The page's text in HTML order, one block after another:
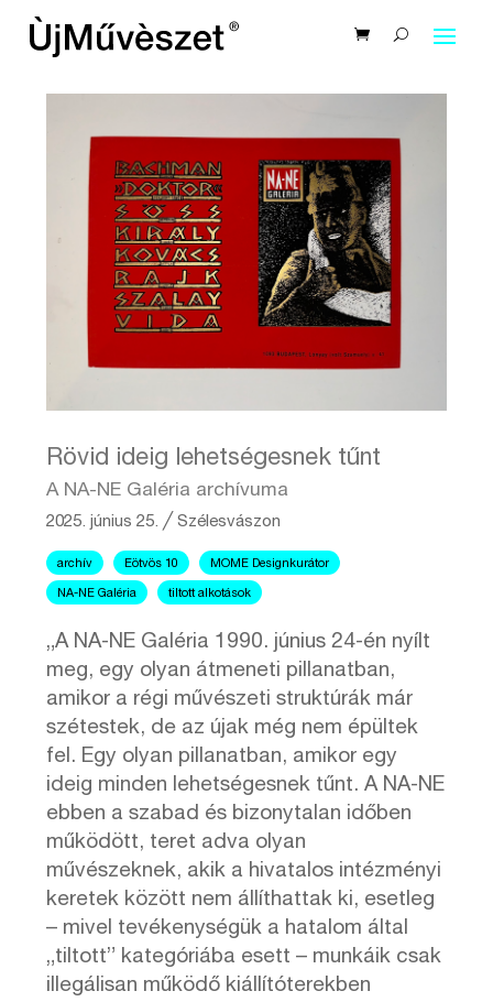
Rövid ideig lehetségesnek tűnt
A NA-NE Galéria archívuma
2025. június 25. ╱Szélesvászon
archív Eötvös 10 MOME Designkurátor
NA-NE Galéria tiltott alkotások
„A NA-NE Galéria 1990. június 24-én nyílt
meg, egy olyan átmeneti pillanatban,
amikor a régi művészeti struktúrák már
szétestek, de az újak még nem épültek
fel. Egy olyan pillanatban, amikor egy
ideig minden lehetségesnek tűnt. A NA-NE
ebben a szabad és bizonytalan időben
működött, teret adva olyan
művészeknek, akik a hivatalos intézményi
keretek között nem állíthattak ki, esetleg
– mivel tevékenységük a hatalom által
„tiltott” kategóriába esett – munkáik csak
illegálisan működő kiállítóterekben